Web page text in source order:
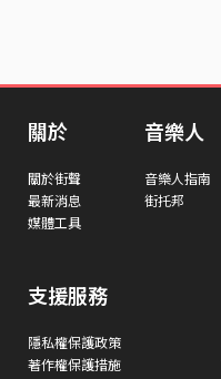
關於
關於街聲
最新消息
媒體工具
音樂人
音樂人指南
街托邦
支援服務
隱私權保護政策
著作權保護措施